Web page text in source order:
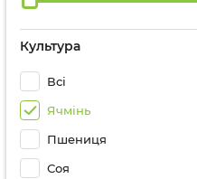
Культура
Всі
Ячмінь
Пшениця
Соя